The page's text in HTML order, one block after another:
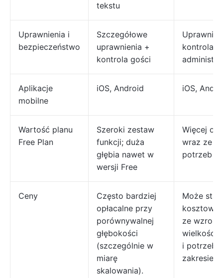
tekstu
Uprawnienia i
bezpieczeństwo
Szczegółowe
uprawnienia +
kontrola gości
kontrola
Aplikacje
mobilne
iOS, Android iOS,
Wartość planu
Free Plan
Szeroki zestaw
funkcji; duża
głębia nawet w
wersji Free
Więcej
wraz ze
potrzeb
Ceny
Często bardziej
opłacalne przy
porównywalnej
głębokości
(szczególnie w
miarę
skalowania).
Może
ze
wielkości
i potrzeb
zakresie